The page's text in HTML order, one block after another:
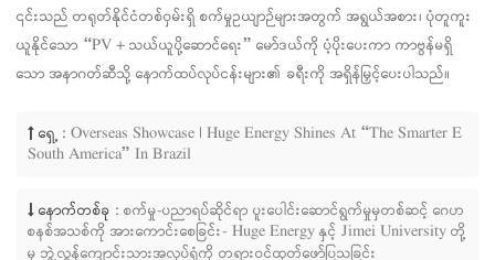
၎င်းသည် တရုတ်နိုင်ငံတစ်ဝှမ်းရှိ စက်မှုဥယျာဉ်များအတွက် အရွယ်အစား၊ ပုံတူကူး
ယူနိုင်သော “PV + သယ်ယူပို့ဆောင်ရေး” မော်ဒယ်ကို ပံ့ပိုးပေးကာ ကာဗွန်မရှိ
သော အနာဂတ်ဆီသို့ နောက်ထပ်လုပ်ငန်းများ၏ ခရီးကို အရှိန်မြှင့်ပေးပါသည်။
ရှေ့ : Overseas Showcase | Huge Energy Shines At “The Smarter E
South America” In Brazil
နောက်တစ်ခု : စက်မှု-ပညာရပ်ဆိုင်ရာ ပူးပေါင်းဆောင်ရွက်မှုမှတစ်ဆင့် ဂေဟ
စနစ်အသစ်ကို အားကောင်းစေခြင်း- Huge Energy နှင့် Jimei University တို့
မှ ဘွဲ့လွန်ကျောင်းသားအလုပ်ရုံကို တရားဝင်ထုတ်ဖော်ပြသခြင်း